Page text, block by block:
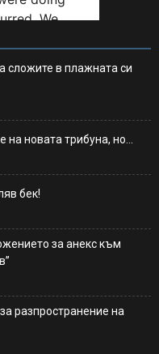
сложите в плажната си
новата трибуна, но…
бек!
за анекс към
разпространение на